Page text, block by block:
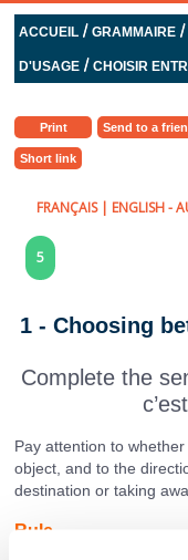
ACCUEIL /GRAMMAIRE
D'USAGE /CHOISIR
Print Send to a
Short link
FRANÇAIS| ENGLISH-
5
1 - Choosing
Complete the
Pay attention to
object, and to the
destination or taking
Rule